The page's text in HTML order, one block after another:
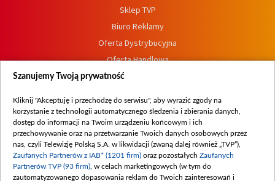
Sklep TVP
Biuro Reklamy
Oferta Dystrybucyjna
Oferta Handlowa
Dostępność
Procedura zgłoszeń wewnętrznych
Szanujemy Twoją prywatność
Kliknij "Akceptuję i przechodzę do serwisu", aby wyrazić zgody na
korzystanie z technologii automatycznego śledzenia i zbierania danych,
dostęp do informacji na Twoim urządzeniu końcowym i ich
przechowywanie oraz na przetwarzanie Twoich danych osobowych przez
nas, czyli Telewizję Polską S.A. w likwidacji (zwaną dalej również „TVP”),
Zaufanych Partnerów z IAB* (1201 firm) oraz pozostałych Zaufanych
Partnerów TVP (93 firm) , w celach marketingowych (w tym do
zautomatyzowanego dopasowania reklam do Twoich zainteresowań i